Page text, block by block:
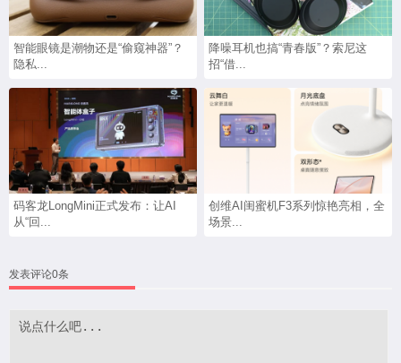
智能眼镜是潮物还是“偷窥神器”？
隐私...
降噪耳机也搞“青春版”？索尼这
招“借...
码客龙LongMini正式发布：让AI
从“回...
创维AI闺蜜机F3系列惊艳亮相，全
场景...
发表评论0条